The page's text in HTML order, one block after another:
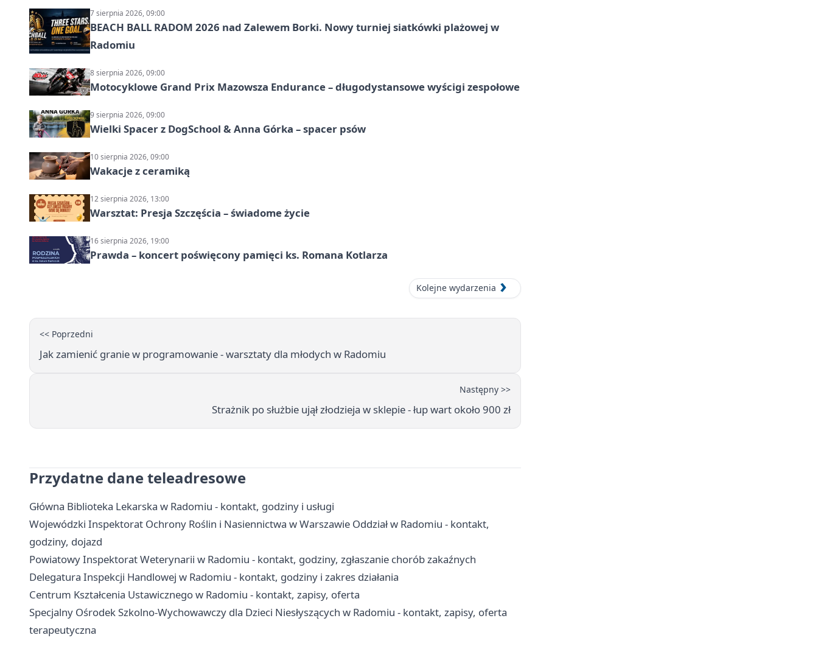
7 sierpnia 2026, 09:00
BEACH BALL RADOM 2026 nad Zalewem Borki. Nowy turniej siatkówki plażowej w
Radomiu
8 sierpnia 2026, 09:00
Motocyklowe Grand Prix Mazowsza Endurance – długodystansowe wyścigi zespołowe
9 sierpnia 2026, 09:00
Wielki Spacer z DogSchool & Anna Górka – spacer psów
10 sierpnia 2026, 09:00
Wakacje z ceramiką
12 sierpnia 2026, 13:00
Warsztat: Presja Szczęścia – świadome życie
16 sierpnia 2026, 19:00
Prawda – koncert poświęcony pamięci ks. Romana Kotlarza
Kolejne wydarzenia
<< Poprzedni
Jak zamienić granie w programowanie - warsztaty dla młodych w Radomiu
Następny >>
Strażnik po służbie ujął złodzieja w sklepie - łup wart około 900 zł
Przydatne dane teleadresowe
Główna Biblioteka Lekarska w Radomiu - kontakt, godziny i usługi
Wojewódzki Inspektorat Ochrony Roślin i Nasiennictwa w Warszawie Oddział w Radomiu - kontakt,
godziny, dojazd
Powiatowy Inspektorat Weterynarii w Radomiu - kontakt, godziny, zgłaszanie chorób zakaźnych
Delegatura Inspekcji Handlowej w Radomiu - kontakt, godziny i zakres działania
Centrum Kształcenia Ustawicznego w Radomiu - kontakt, zapisy, oferta
Specjalny Ośrodek Szkolno-Wychowawczy dla Dzieci Niesłyszących w Radomiu - kontakt, zapisy, oferta
terapeutyczna